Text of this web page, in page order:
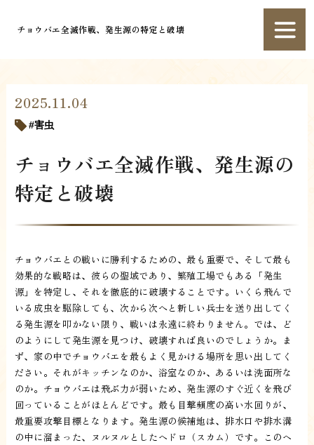
チョウバエ全滅作戦、発生源の特定と破壊
2025.11.04
害虫
チョウバエ全滅作戦、発生源の
特定と破壊
チョウバエとの戦いに勝利するための、最も重要で、そして最も
効果的な戦略は、彼らの聖域であり、繁殖工場でもある「発生
源」を特定し、それを徹底的に破壊することです。いくら飛んで
いる成虫を駆除しても、次から次へと新しい兵士を送り出してく
る発生源を叩かない限り、戦いは永遠に終わりません。では、ど
のようにして発生源を見つけ、破壊すれば良いのでしょうか。ま
ず、家の中でチョウバエを最もよく見かける場所を思い出してく
ださい。それがキッチンなのか、浴室なのか、あるいは洗面所な
のか。チョウバエは飛ぶ力が弱いため、発生源のすぐ近くを飛び
回っていることがほとんどです。最も目撃頻度の高い水回りが、
最重要攻撃目標となります。発生源の候補地は、排水口や排水溝
の中に溜まった、ヌルヌルとしたヘドロ（スカム）です。このヘ